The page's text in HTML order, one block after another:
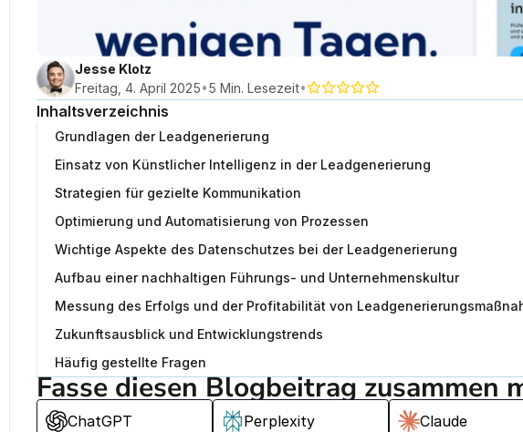
Jesse Klotz
Freitag, 4. April 2025•5 Min. Lesezeit•
Inhaltsverzeichnis
Grundlagen der Leadgenerierung
Einsatz von Künstlicher Intelligenz in der Leadgenerierung
Strategien für gezielte Kommunikation
Optimierung und Automatisierung von Prozessen
Wichtige Aspekte des Datenschutzes bei der Leadgenerierung
Aufbau einer nachhaltigen Führungs- und Unternehmenskultur
Messung des Erfolgs und der Profitabilität von
Zukunftsausblick und Entwicklungstrends
Häufig gestellte Fragen
Fasse diesen Blogbeitrag zusammen
ChatGPT Perplexity Claude